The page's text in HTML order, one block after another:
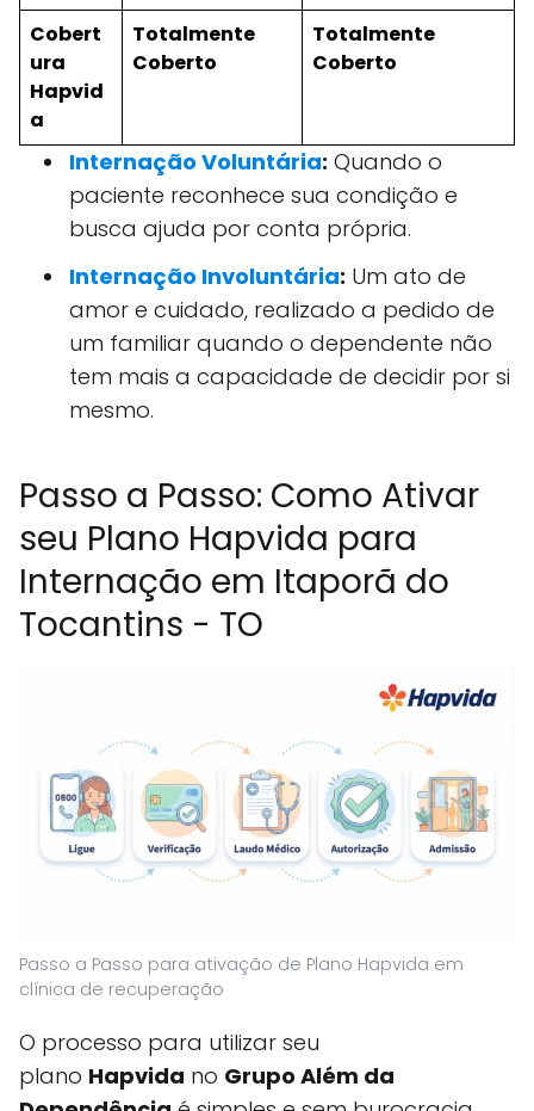
Cobert
ura
Hapvid
a
Totalmente
Coberto
Totalmente
Coberto
Internação Voluntária: Quando o
paciente reconhece sua condição e
busca ajuda por conta própria.
Internação Involuntária: Um ato de
amor e cuidado, realizado a pedido de
um familiar quando o dependente não
tem mais a capacidade de decidir por si
mesmo.
Passo a Passo: Como Ativar
seu Plano Hapvida para
Internação em Itaporã do
Tocantins - TO
Passo a Passo para ativação de Plano Hapvida em
clínica de recuperação
O processo para utilizar seu
plano Hapvida no Grupo Além da